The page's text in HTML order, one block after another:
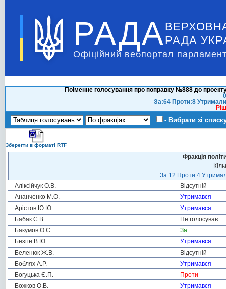
РАДА РАДА
Офіційний вебпортал
Поіменне голосування про поправку №888 до
За:64 Проти:8
- Вибрати зі
Зберегти в форматі RTF
Фракція
За:12 Проти:4
Аліксійчук О.В.
Відсутній
Ананченко М.О.
Утримався
Арістов Ю.Ю.
Утримався
Бабак С.В.
Не голосував
Бакумов О.С.
За
Безгін В.Ю.
Утримався
Беленюк Ж.В.
Відсутній
Боблях А.Р.
Утримався
Богуцька Є.П.
Проти
Божков О.В.
Утримався